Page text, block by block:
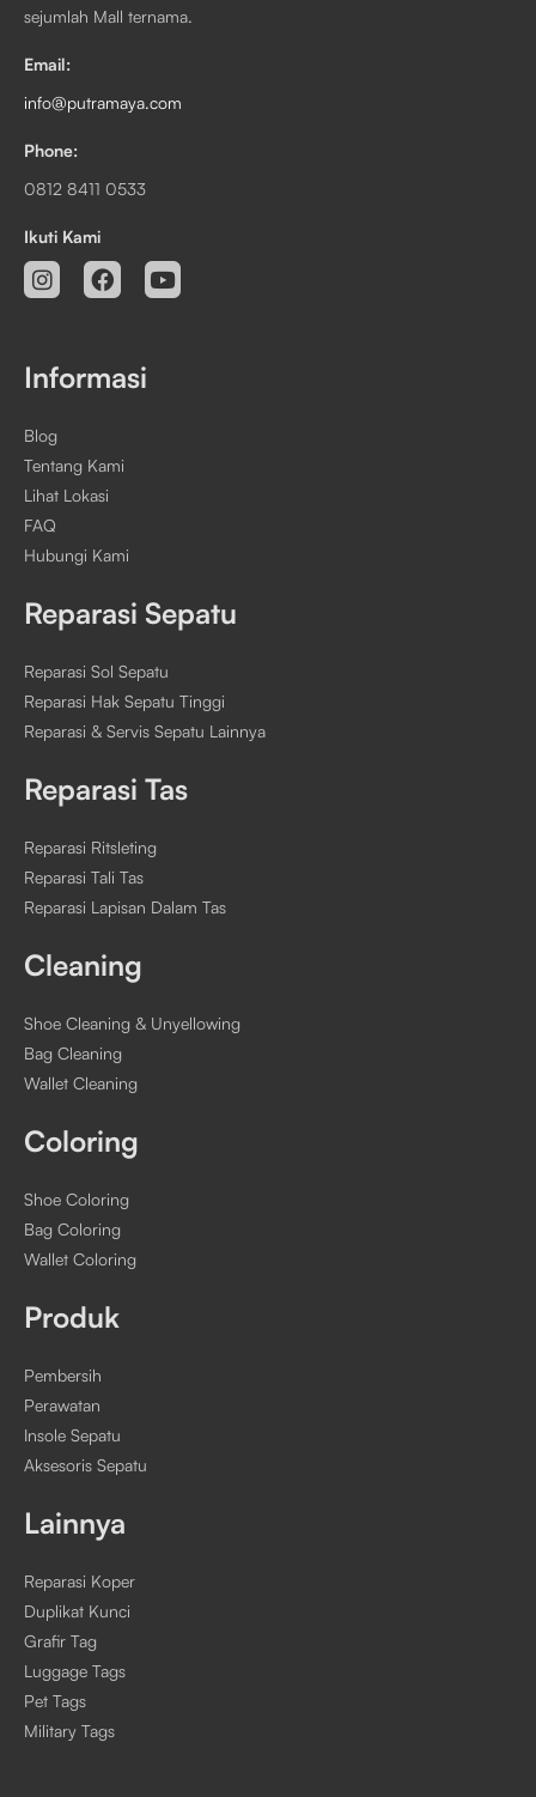
sejumlah Mall ternama.
Email:
info@putramaya.com
Phone:
0812 8411 0533
Ikuti Kami
Informasi
Blog
Tentang Kami
Lihat Lokasi
FAQ
Hubungi Kami
Reparasi Sepatu
Reparasi Sol Sepatu
Reparasi Hak Sepatu Tinggi
Reparasi & Servis Sepatu Lainnya
Reparasi Tas
Reparasi Ritsleting
Reparasi Tali Tas
Reparasi Lapisan Dalam Tas
Cleaning
Shoe Cleaning & Unyellowing
Bag Cleaning
Wallet Cleaning
Coloring
Shoe Coloring
Bag Coloring
Wallet Coloring
Produk
Pembersih
Perawatan
Insole Sepatu
Aksesoris Sepatu
Lainnya
Reparasi Koper
Duplikat Kunci
Grafir Tag
Luggage Tags
Pet Tags
Military Tags